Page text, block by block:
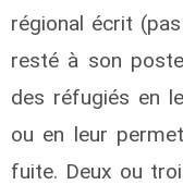
régional écrit
resté à son
des réfugiés en
ou en leur
fuite. Deux ou